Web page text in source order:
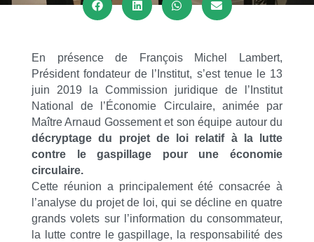
En présence de François Michel Lambert,
Président fondateur de l’Institut, s’est tenue le 13
juin 2019 la Commission juridique de l’Institut
National de l’Économie Circulaire, animée par
Maître Arnaud Gossement et son équipe autour du
décryptage du projet de loi relatif à la lutte
contre le gaspillage pour une économie
circulaire.
Cette réunion a principalement été consacrée à
l’analyse du projet de loi, qui se décline en quatre
grands volets sur l’information du consommateur,
la lutte contre le gaspillage, la responsabilité des